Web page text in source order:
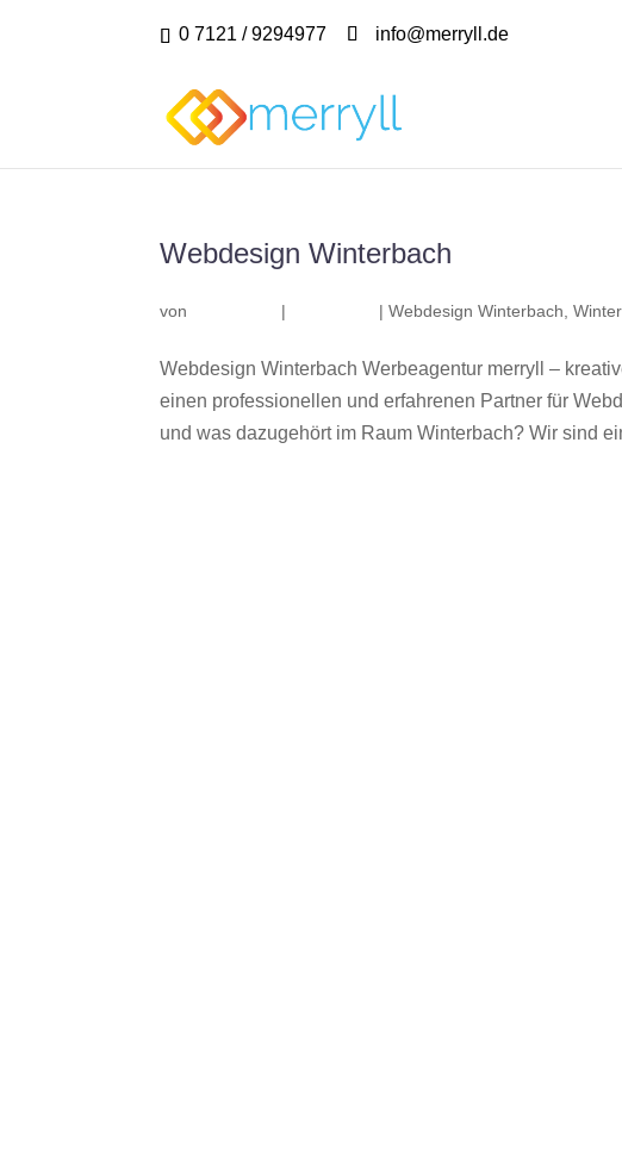
0 7121 / 9294977 info@merryll.de
Webdesign Winterbach
von | |Webdesign Winterbach ,
Webdesign Winterbach Werbeagentur merryll –
einen professionellen und erfahrenen Partner für
und was dazugehört im Raum Winterbach? Wir sind